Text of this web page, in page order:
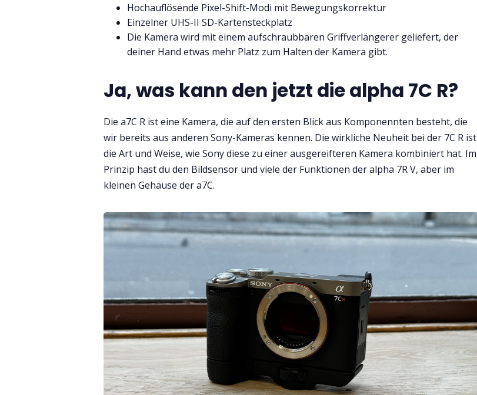
Hochauflösende Pixel-Shift-Modi mit Bewegungskorrektur
Einzelner UHS-II SD-Kartensteckplatz
Die Kamera wird mit einem aufschraubbaren Griffverlängerer geliefert, der
deiner Hand etwas mehr Platz zum Halten der Kamera gibt.
Ja, was kann den jetzt die alpha 7C R?
Die a7C R ist eine Kamera, die auf den ersten Blick aus Komponennten besteht, die
wir bereits aus anderen Sony-Kameras kennen. Die wirkliche Neuheit bei der 7C R ist
die Art und Weise, wie Sony diese zu einer ausgereifteren Kamera kombiniert hat. Im
Prinzip hast du den Bildsensor und viele der Funktionen der alpha 7R V, aber im
kleinen Gehäuse der a7C.